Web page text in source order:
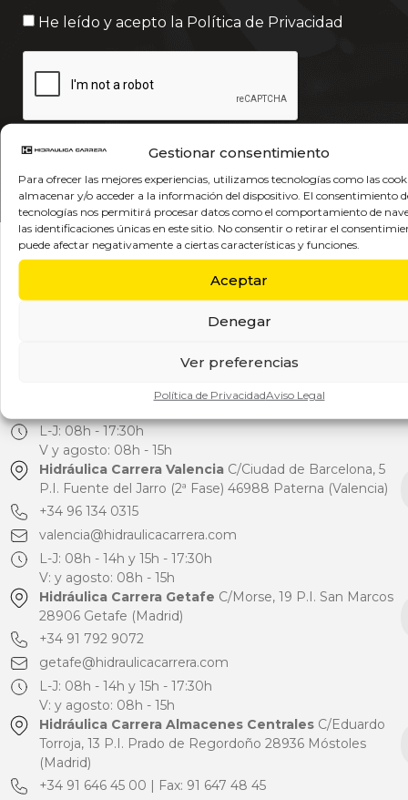
Gestionar consentimiento
Para ofrecer las mejores experiencias, utilizamos tecnologías como las
almacenar y/o acceder a la información del dispositivo. El consentimiento
tecnologías nos permitirá procesar datos como el comportamiento de
las identificaciones únicas en este sitio. No consentir o retirar el
puede afectar negativamente a ciertas características y funciones.
Aceptar
Denegar
Ver preferencias
Política de PrivacidadAviso Legal
He leído y acepto la Política de Privacidad
Enviar
P.I. Prado de Regordoño 28936 Móstoles (Madrid)
L-J: 08h - 17:30h
V y agosto: 08h - 15h
Hidráulica Carrera ValenciaC/Ciudad de Barcelona, 5
P.I. Fuente del Jarro (2ª Fase) 46988 Paterna (Valencia)
+34 96 134 0315
valencia@hidraulicacarrera.com
L-J: 08h - 14h y 15h - 17:30h
V: y agosto: 08h - 15h
Hidráulica Carrera Getafe C/Morse, 19 P.I. San Marcos
28906 Getafe (Madrid)
+34 91 792 9072
getafe@hidraulicacarrera.com
L-J: 08h - 14h y 15h - 17:30h
V: y agosto: 08h - 15h
Hidráulica Carrera Almacenes CentralesC/Eduardo
Torroja, 13 P.I. Prado de Regordoño 28936 Móstoles
(Madrid)
+34 91 646 45 00 | Fax: 91 647 48 45